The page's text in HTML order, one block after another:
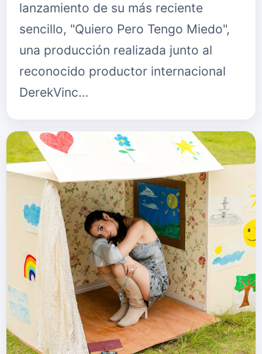
lanzamiento de su más reciente
sencillo, "Quiero Pero Tengo Miedo",
una producción realizada junto al
reconocido productor internacional
DerekVinc…